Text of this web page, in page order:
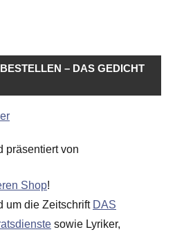
– DAS GEDICHT
präsentiert von
Shop!
um die Zeitschrift DAS
sowie Lyriker,